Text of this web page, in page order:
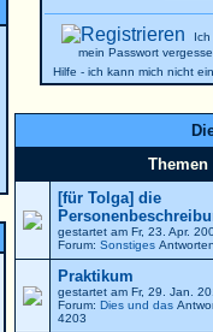
mein Passwort
Hilfe - ich kann mich nicht
Themen
[für Tolga] die
gestartet am Fr, 23. Apr.
Forum: Sonstiges
Praktikum
gestartet am Fr, 29. Jan.
Forum: Dies und das
4203